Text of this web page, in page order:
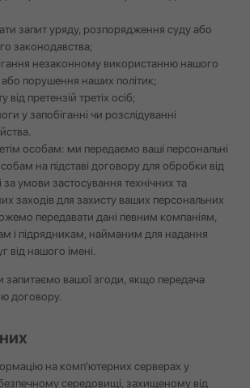
запит уряду, розпорядження суду або
законодавства;
незаконному використанню нашого
порушення наших політик;
від претензій третіх осіб;
у запобіганні чи розслідуванні
особам: ми передаємо ваші персональні
на підставі договору для обробки від
за умови застосування технічних та
заходів для захисту ваших персональних
передавати дані певним компаніям,
і підрядникам, найманим для надання
від нашого імені.
запитаємо вашої згоди, якщо передача
договору.
на комп'ютерних серверах у
середовищі, захищеному від